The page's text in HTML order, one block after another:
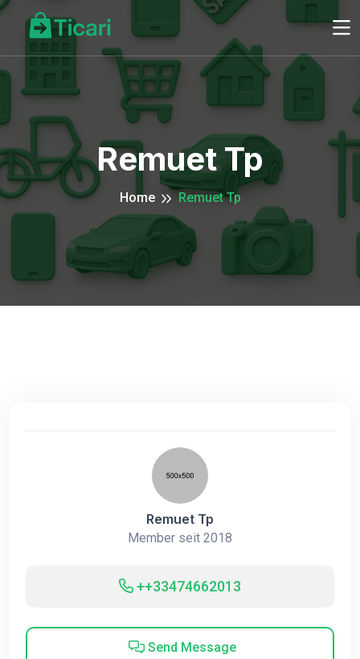
Remuet Tp
Home Remuet Tp
Remuet Tp
Member seit 2018
++33474662013
Send Message